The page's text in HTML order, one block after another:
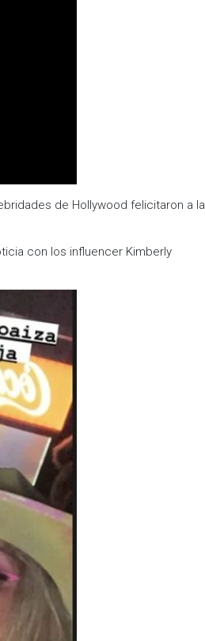
de Hollywood felicitaron a la
con los influencer Kimberly